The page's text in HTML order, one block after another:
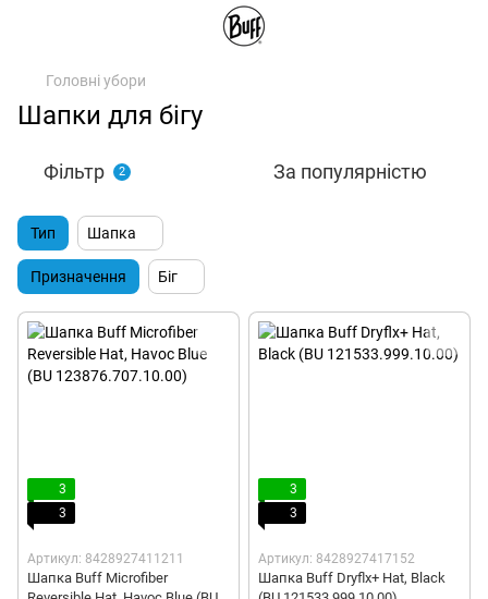
Головні убори
Шапки для бігу
Фільтр 2 За популярністю
Тип Шапка
Призначення Біг
3
3
Артикул: 8428927411211
Шапка Buff Microfiber
3
3
Артикул: 8428927417152
Шапка Buff Dryflx+ Hat, Black